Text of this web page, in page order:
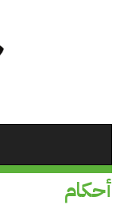
أحكام